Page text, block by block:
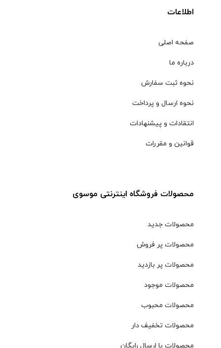
اطلاعات
صفحه اصلی
درباره ما
نحوه ثبت سفارش
نحوه ارسال و پرداخت
انتقادات و پیشنهادات
قوانین و مقررات
محصولات فروشگاه اینترنتی موسوی
محصولات جدید
محصولات پر فروش
محصولات پر بازدید
محصولات موجود
محصولات محبوب
محصولات تخفیف دار
محصولات با ارسال رایگان